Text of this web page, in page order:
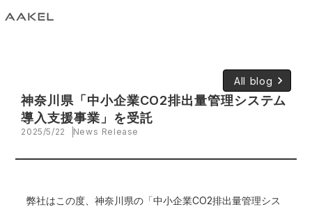
All blog keyboard_arrow_right
神奈川県「中小企業CO2排出量管理システム
導入支援事業」を受託
2025/5/22 News Release
弊社はこの度、神奈川県の「中小企業CO2排出量管理シス